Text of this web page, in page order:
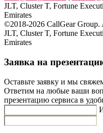
JLT, Cluster T, Fortune
Emirates
©2018-2026 CallGear Group.
JLT, Cluster T, Fortune
Emirates
Заявка на
Оставьте заявку и мы
Ответим на любые ваши
презентацию сервиса в